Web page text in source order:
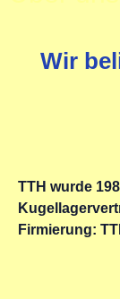
Wir
TTH wurde
Firmierung: